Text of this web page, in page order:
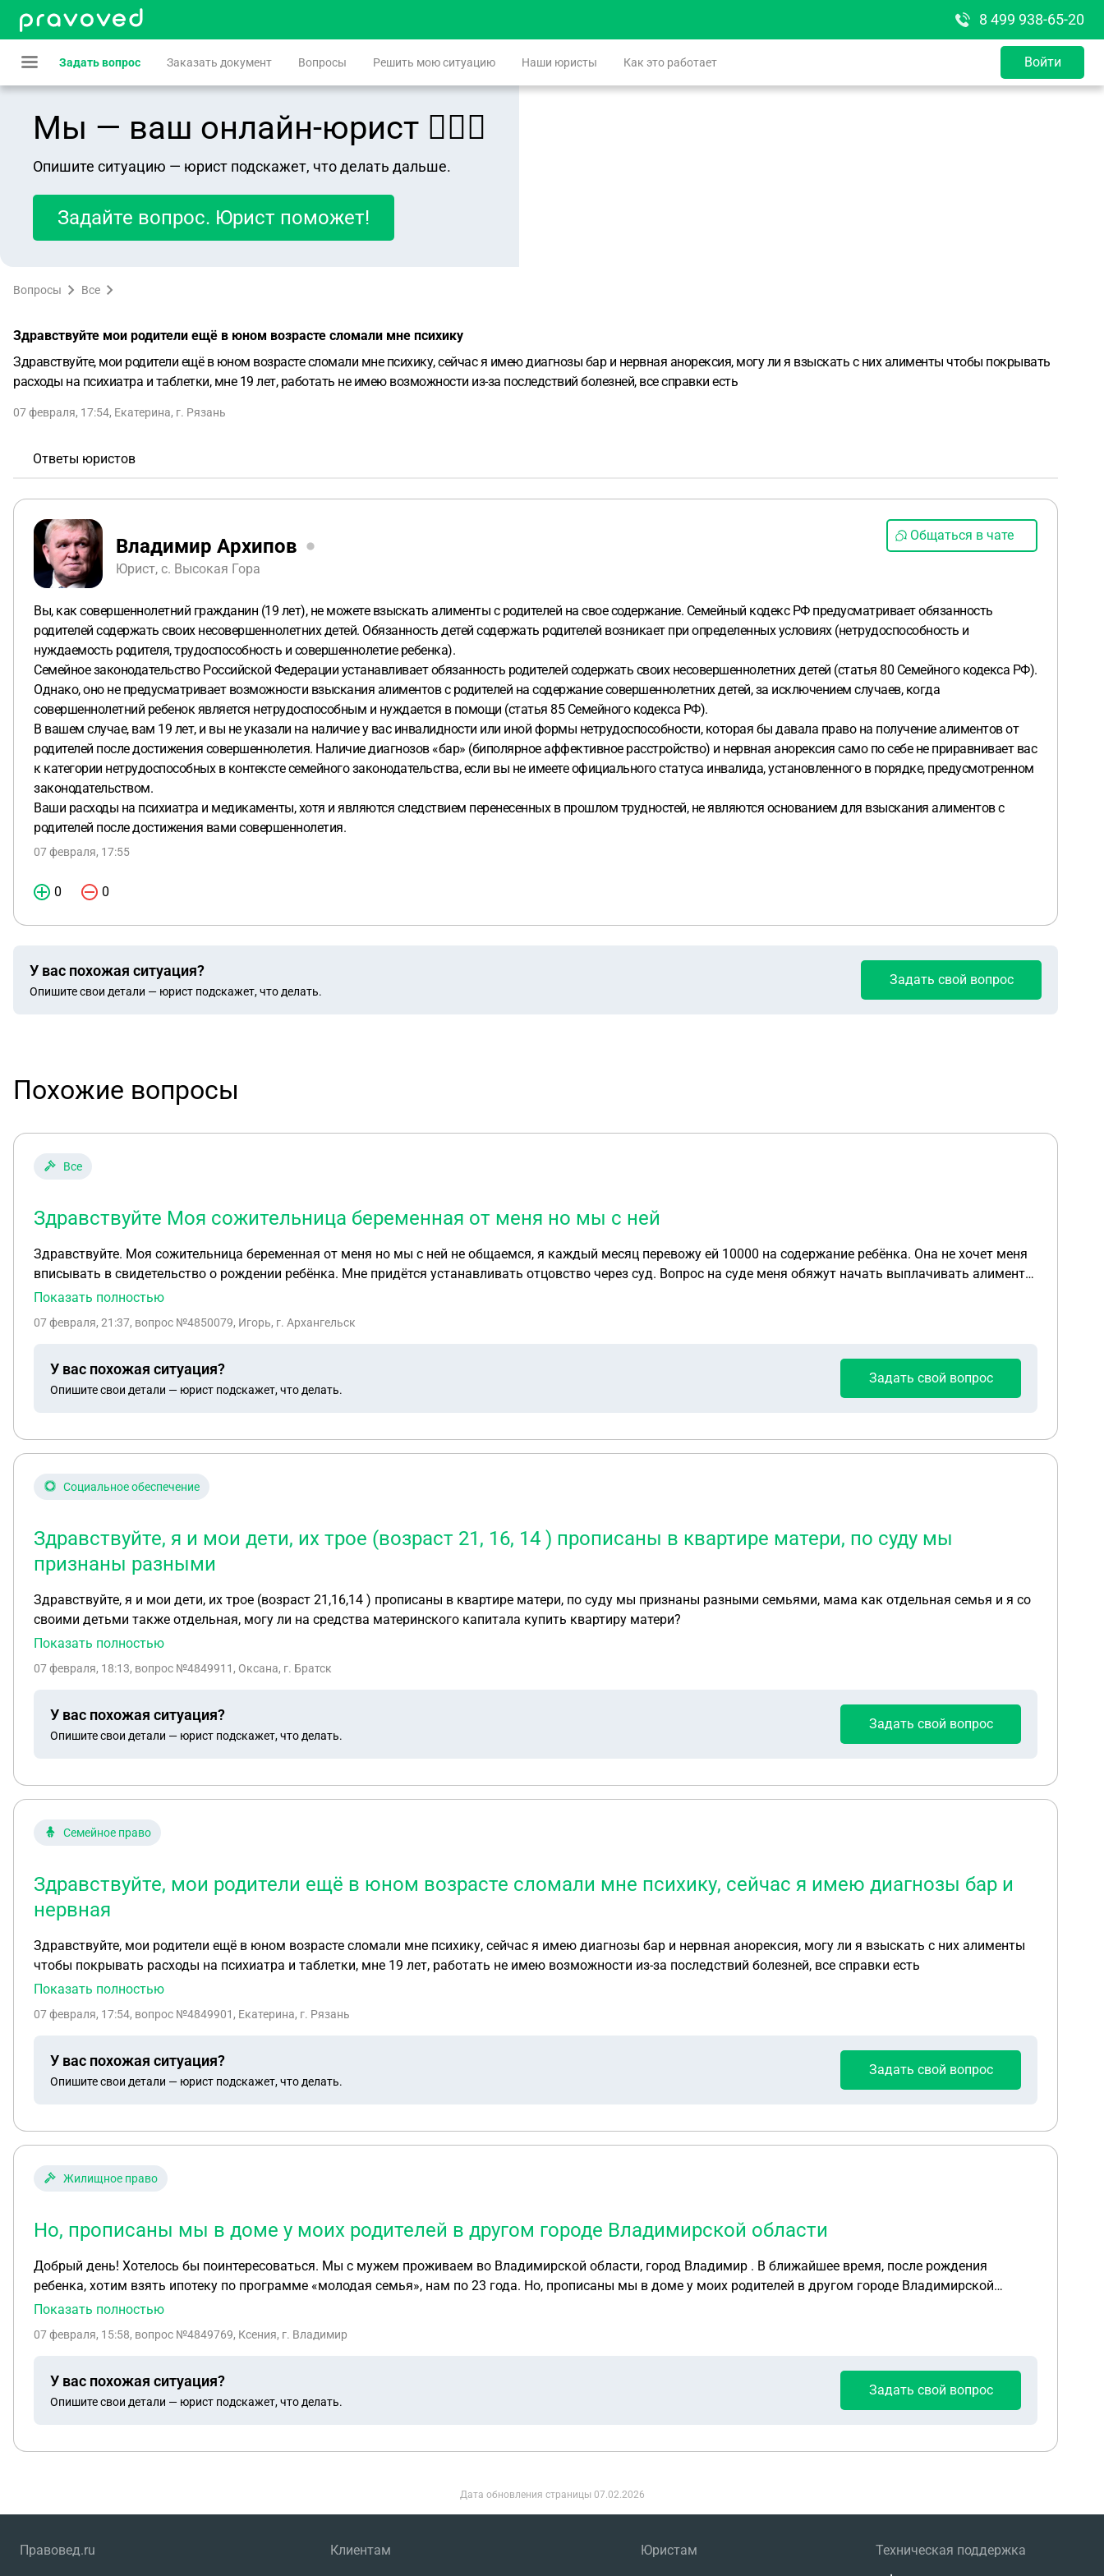
8 499 938-65-20
Задать вопрос Заказать документ Вопросы Решить мою ситуацию Наши юристы Как это работает Войти
Мы — ваш онлайн-юрист 👨🏻‍⚖️
Опишите ситуацию — юрист подскажет, что делать дальше.
Задайте вопрос. Юрист поможет!
Вопросы Все
Здравствуйте мои родители ещё в юном возрасте сломали мне психику
Здравствуйте, мои родители ещё в юном возрасте сломали мне психику, сейчас я имею диагнозы бар и нервная анорексия, могу ли я взыскать с них алименты чтобы покрывать
расходы на психиатра и таблетки, мне 19 лет, работать не имею возможности из-за последствий болезней, все справки есть
07 февраля, 17:54, Екатерина, г. Рязань
Ответы юристов
Владимир Архипов
Юрист, с. Высокая Гора
Общаться в чате
Вы, как совершеннолетний гражданин (19 лет), не можете взыскать алименты с родителей на свое содержание. Семейный кодекс РФ предусматривает обязанность
родителей содержать своих несовершеннолетних детей. Обязанность детей содержать родителей возникает при определенных условиях (нетрудоспособность и
нуждаемость родителя, трудоспособность и совершеннолетие ребенка).
Семейное законодательство Российской Федерации устанавливает обязанность родителей содержать своих несовершеннолетних детей (статья 80 Семейного кодекса РФ).
Однако, оно не предусматривает возможности взыскания алиментов с родителей на содержание совершеннолетних детей, за исключением случаев, когда
совершеннолетний ребенок является нетрудоспособным и нуждается в помощи (статья 85 Семейного кодекса РФ).
В вашем случае, вам 19 лет, и вы не указали на наличие у вас инвалидности или иной формы нетрудоспособности, которая бы давала право на получение алиментов от
родителей после достижения совершеннолетия. Наличие диагнозов «бар» (биполярное аффективное расстройство) и нервная анорексия само по себе не приравнивает вас
к категории нетрудоспособных в контексте семейного законодательства, если вы не имеете официального статуса инвалида, установленного в порядке, предусмотренном
законодательством.
Ваши расходы на психиатра и медикаменты, хотя и являются следствием перенесенных в прошлом трудностей, не являются основанием для взыскания алиментов с
родителей после достижения вами совершеннолетия.
07 февраля, 17:55
0 0
У вас похожая ситуация?
Опишите свои детали — юрист подскажет, что делать.
Задать свой вопрос
Похожие вопросы
Все
Здравствуйте Моя сожительница беременная от меня но мы с ней
Здравствуйте. Моя сожительница беременная от меня но мы с ней не общаемся, я каждый месяц перевожу ей 10000 на содержание ребёнка. Она не хочет меня
вписывать в свидетельство о рождении ребёнка. Мне придётся устанавливать отцовство через суд. Вопрос на суде меня обяжут начать выплачивать алименты
или нет?
Показать полностью
07 февраля, 21:37, вопрос №4850079, Игорь, г. Архангельск
У вас похожая ситуация?
Опишите свои детали — юрист подскажет, что делать.
Задать свой вопрос
Социальное обеспечение
Здравствуйте, я и мои дети, их трое (возраст 21, 16, 14 ) прописаны в квартире матери, по суду мы
признаны разными
Здравствуйте, я и мои дети, их трое (возраст 21,16,14 ) прописаны в квартире матери, по суду мы признаны разными семьями, мама как отдельная семья и я со
своими детьми также отдельная, могу ли на средства материнского капитала купить квартиру матери?
Показать полностью
07 февраля, 18:13, вопрос №4849911, Оксана, г. Братск
У вас похожая ситуация?
Опишите свои детали — юрист подскажет, что делать.
Задать свой вопрос
Семейное право
Здравствуйте, мои родители ещё в юном возрасте сломали мне психику, сейчас я имею диагнозы бар и
нервная
Здравствуйте, мои родители ещё в юном возрасте сломали мне психику, сейчас я имею диагнозы бар и нервная анорексия, могу ли я взыскать с них алименты
чтобы покрывать расходы на психиатра и таблетки, мне 19 лет, работать не имею возможности из-за последствий болезней, все справки есть
Показать полностью
07 февраля, 17:54, вопрос №4849901, Екатерина, г. Рязань
У вас похожая ситуация?
Опишите свои детали — юрист подскажет, что делать.
Задать свой вопрос
Жилищное право
Но, прописаны мы в доме у моих родителей в другом городе Владимирской области
Добрый день! Хотелось бы поинтересоваться. Мы с мужем проживаем во Владимирской области, город Владимир . В ближайшее время, после рождения
ребенка, хотим взять ипотеку по программе «молодая семья», нам по 23 года. Но, прописаны мы в доме у моих родителей в другом городе Владимирской
области. Дом родителей большой по площади. Вопрос, имеем ли мы право претендовать на субсидию от государства 35% от стоимости жилья, как
Показать полностью
07 февраля, 15:58, вопрос №4849769, Ксения, г. Владимир
У вас похожая ситуация?
Опишите свои детали — юрист подскажет, что делать.
Задать свой вопрос
Дата обновления страницы 07.02.2026
Правовед.ru Клиентам Юристам Техническая поддержка